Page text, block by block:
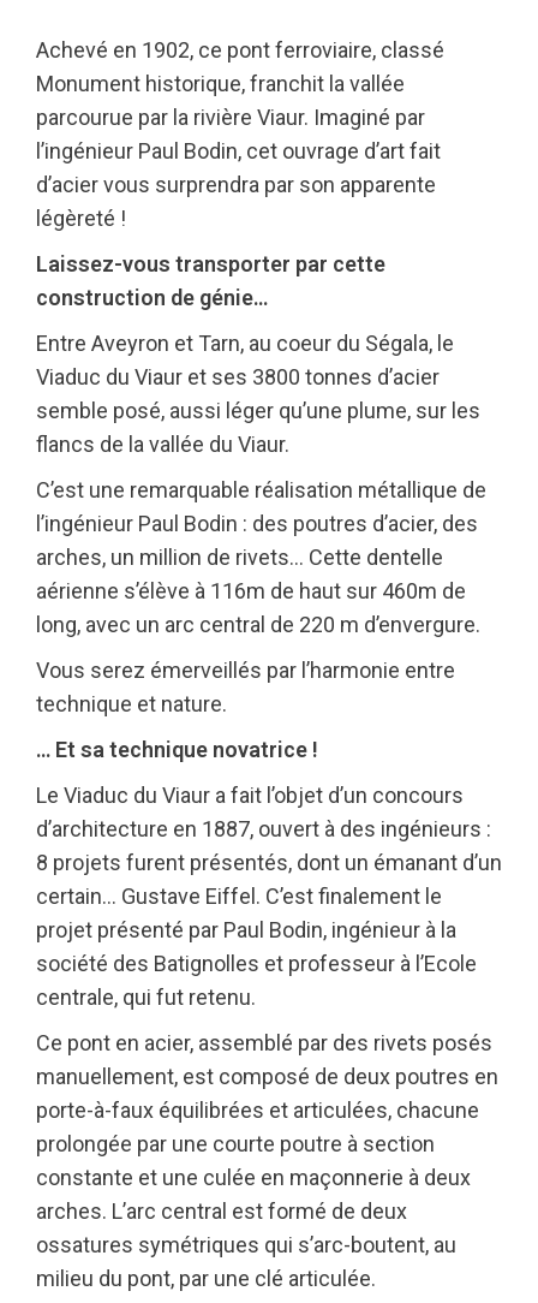
Achevé en 1902, ce pont ferroviaire, classé
Monument historique, franchit la vallée
parcourue par la rivière Viaur. Imaginé par
l’ingénieur Paul Bodin, cet ouvrage d’art fait
d’acier vous surprendra par son apparente
légèreté !
Laissez-vous transporter par cette
construction de génie…
Entre Aveyron et Tarn, au coeur du Ségala, le
Viaduc du Viaur et ses 3800 tonnes d’acier
semble posé, aussi léger qu’une plume, sur les
flancs de la vallée du Viaur.
C’est une remarquable réalisation métallique de
l’ingénieur Paul Bodin : des poutres d’acier, des
arches, un million de rivets… Cette dentelle
aérienne s’élève à 116m de haut sur 460m de
long, avec un arc central de 220 m d’envergure.
Vous serez émerveillés par l’harmonie entre
technique et nature.
… Et sa technique novatrice !
Le Viaduc du Viaur a fait l’objet d’un concours
d’architecture en 1887, ouvert à des ingénieurs :
8 projets furent présentés, dont un émanant d’un
certain… Gustave Eiffel. C’est finalement le
projet présenté par Paul Bodin, ingénieur à la
société des Batignolles et professeur à l’Ecole
centrale, qui fut retenu.
Ce pont en acier, assemblé par des rivets posés
manuellement, est composé de deux poutres en
porte-à-faux équilibrées et articulées, chacune
prolongée par une courte poutre à section
constante et une culée en maçonnerie à deux
arches. L’arc central est formé de deux
ossatures symétriques qui s’arc-boutent, au
milieu du pont, par une clé articulée.